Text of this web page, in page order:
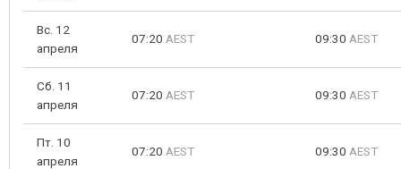
Вс. 12
апреля
07:20 AEST 09:30 AEST
Сб. 11
апреля
07:20 AEST 09:30 AEST
Пт. 10
апреля
07:20 AEST 09:30 AEST